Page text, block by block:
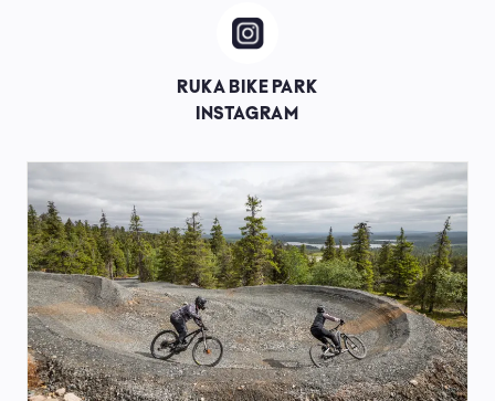
Image
RUKA BIKE PARK
INSTAGRAM